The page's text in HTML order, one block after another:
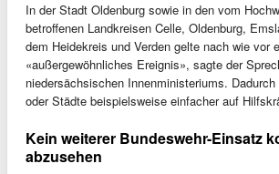
In der Stadt Oldenburg sowie in den vom
betroffenen Landkreisen Celle, Oldenburg,
dem Heidekreis und Verden gelte nach wie vor
«außergewöhnliches Ereignis», sagte der
niedersächsischen Innenministeriums.
oder Städte beispielsweise einfacher auf
Kein weiterer Bundeswehr-Einsatz
abzusehen